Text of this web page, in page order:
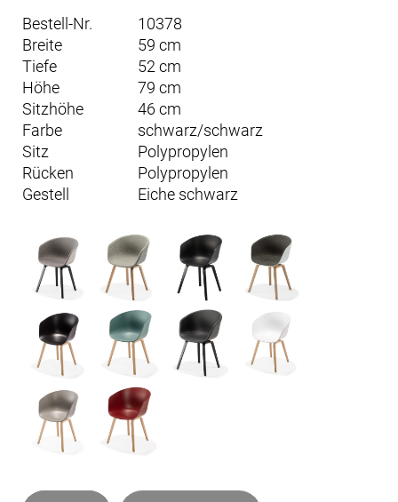
Bestell-Nr.
10378
Breite
59 cm
Tiefe
52 cm
Höhe
79 cm
Sitzhöhe
46 cm
Farbe
schwarz/schwarz
Sitz
Polypropylen
Rücken
Polypropylen
Gestell
Eiche schwarz